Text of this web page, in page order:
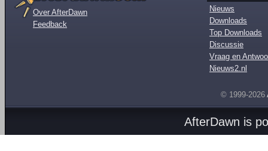
Over AfterDawn
Feedback
Nieuws
Downloads
Top Downloads
Discussie
Vraag en
Nieuws2.nl
© 1999-2026
AfterDawn is